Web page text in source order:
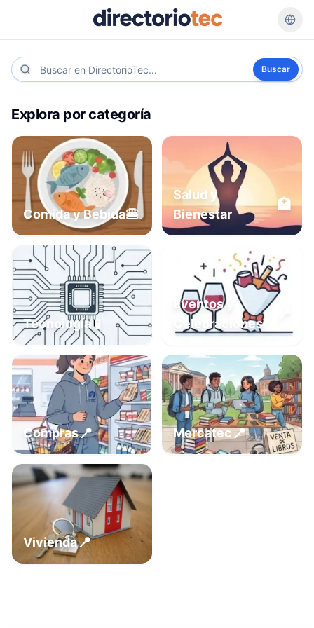
Buscar
Explora por categoría
Comida y Bebida🍔
Salud y
Bienestar
🏥
Tecnología📱
Eventos y
Celebraciones
Compras📍 Mercatec📍
Vivienda📍